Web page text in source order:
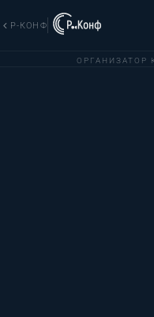
Р-КОНФ
ОРГАНИЗАТОР